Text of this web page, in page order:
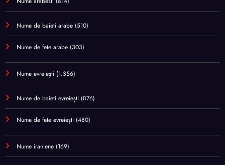
Nume de baieti arabe (510)
Nume de fete arabe (303)
Nume evreiești (1.356)
Nume de baieti evreiești (876)
Nume de fete evreiești (480)
Nume iraniene (169)